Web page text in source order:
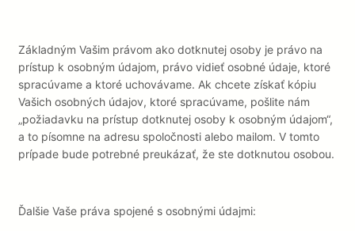
Základným Vašim právom ako dotknutej osoby je právo na
prístup k osobným údajom, právo vidieť osobné údaje, ktoré
spracúvame a ktoré uchovávame. Ak chcete získať kópiu
Vašich osobných údajov, ktoré spracúvame, pošlite nám
„požiadavku na prístup dotknutej osoby k osobným údajom“,
a to písomne na adresu spoločnosti alebo mailom. V tomto
prípade bude potrebné preukázať, že ste dotknutou osobou.
Ďalšie Vaše práva spojené s osobnými údajmi: